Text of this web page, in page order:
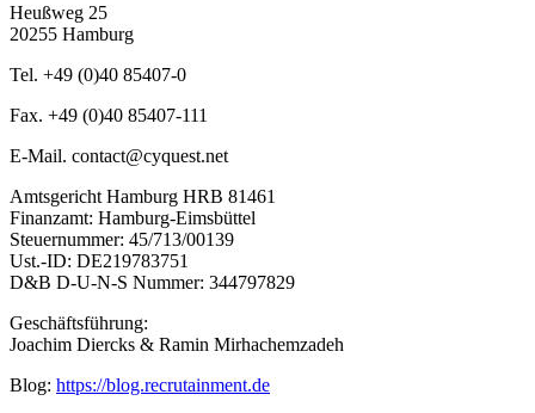
Heußweg 25
20255 Hamburg
Tel. +49 (0)40 85407-0
Fax. +49 (0)40 85407-111
E-Mail. contact@cyquest.net
Amtsgericht Hamburg HRB 81461
Finanzamt: Hamburg-Eimsbüttel
Steuernummer: 45/713/00139
Ust.-ID: DE219783751
D&B D-U-N-S Nummer: 344797829
Geschäftsführung:
Joachim Diercks & Ramin Mirhachemzadeh
Blog: https://blog.recrutainment.de